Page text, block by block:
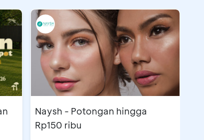
Naysh - Potongan hingga
Rp150 ribu